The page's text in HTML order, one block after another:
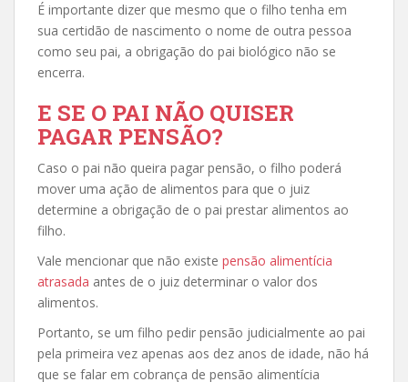
É importante dizer que mesmo que o filho tenha em
sua certidão de nascimento o nome de outra pessoa
como seu pai, a obrigação do pai biológico não se
encerra.
E SE O PAI NÃO QUISER
PAGAR PENSÃO?
Caso o pai não queira pagar pensão, o filho poderá
mover uma ação de alimentos para que o juiz
determine a obrigação de o pai prestar alimentos ao
filho.
Vale mencionar que não existe pensão alimentícia
atrasada antes de o juiz determinar o valor dos
alimentos.
Portanto, se um filho pedir pensão judicialmente ao pai
pela primeira vez apenas aos dez anos de idade, não há
que se falar em cobrança de pensão alimentícia